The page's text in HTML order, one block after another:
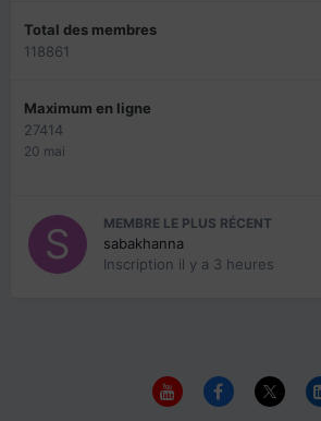
Total des membres
118861
Maximum en ligne
27414
20 mai
MEMBRE LE PLUS RÉCENT
sabakhanna
Inscription il y a 3 heures